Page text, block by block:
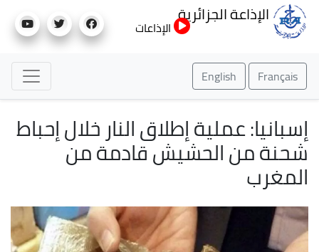
إلى
الإذاعة الجزائرية
الإذاعات
Français
English
إسبانيا: عملية إطلاق النار خلال إحباط
شحنة من الحشيش قادمة من
المغرب